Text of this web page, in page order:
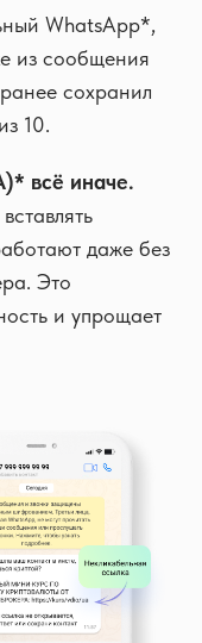
WhatsApp*,
из сообщения
сохранил
10.
всё иначе.
даже без
Это
и упрощает